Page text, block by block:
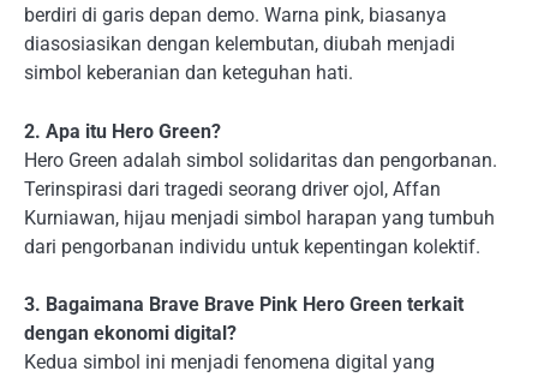
berdiri di garis depan demo. Warna pink, biasanya
diasosiasikan dengan kelembutan, diubah menjadi
simbol keberanian dan keteguhan hati.
2. Apa itu Hero Green?
Hero Green adalah simbol solidaritas dan pengorbanan.
Terinspirasi dari tragedi seorang driver ojol, Affan
Kurniawan, hijau menjadi simbol harapan yang tumbuh
dari pengorbanan individu untuk kepentingan kolektif.
3. Bagaimana Brave Brave Pink Hero Green terkait
dengan ekonomi digital?
Kedua simbol ini menjadi fenomena digital yang